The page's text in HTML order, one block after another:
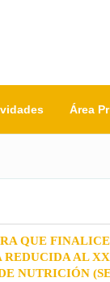
Área
QUE
AL
NUTRICIÓN